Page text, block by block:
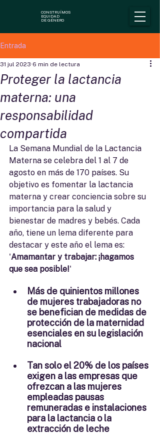
CONSTRUÍMOS
EQUIDAD
DE GÉNERO
Entrada
Proteger la lactancia
materna: una
responsabilidad
compartida
31 jul 2023 6 min de lectura
La Semana Mundial de la Lactancia
Materna se celebra del 1 al 7 de
agosto en más de 170 países. Su
objetivo es fomentar la lactancia
materna y crear conciencia sobre su
importancia para la salud y
bienestar de madres y bebés. Cada
año, tiene un lema diferente para
destacar y este año el lema es:
'Amamantar y trabajar: ¡hagamos
que sea posible!'
Más de quinientos millones
de mujeres trabajadoras no
se benefician de medidas de
protección de la maternidad
esenciales en su legislación
nacional
Tan solo el 20% de los países
exigen a las empresas que
ofrezcan a las mujeres
empleadas pausas
remuneradas e instalaciones
para la lactancia o la
extracción de leche